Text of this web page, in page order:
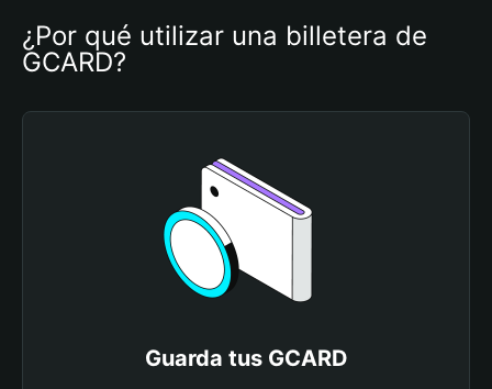
¿Por qué utilizar una billetera de
GCARD?
Guarda tus GCARD